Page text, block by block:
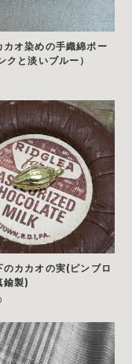
カオ染めの手織綿ポー
クと淡いブルー）
のカカオの実(ピンブロ
鍮製)